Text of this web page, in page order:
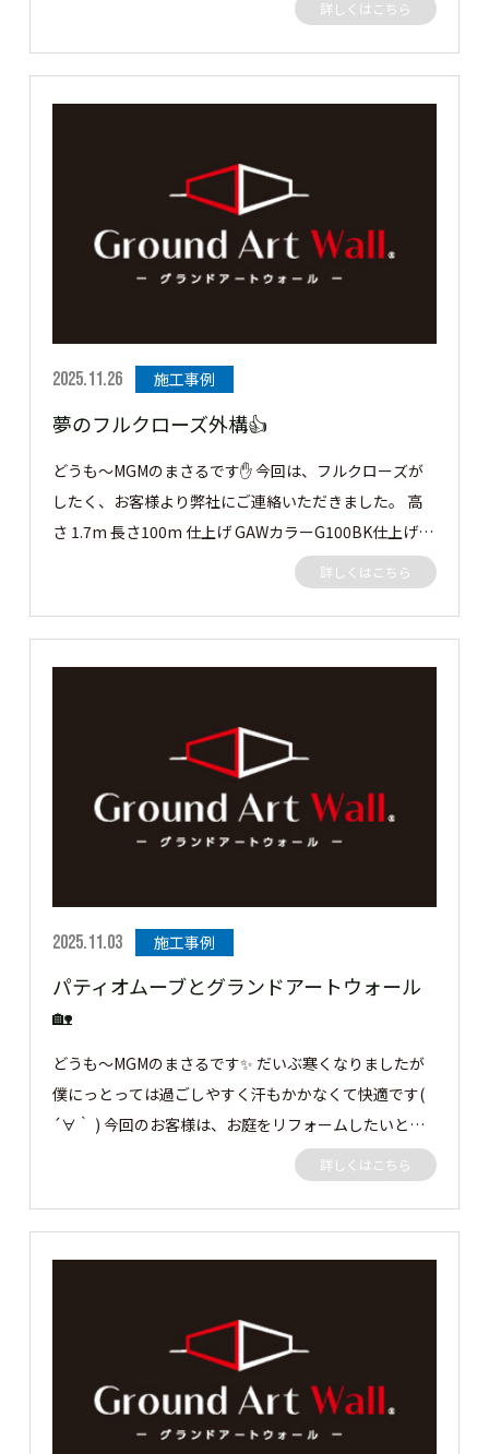
きるように頑張ります!(^^)! 今回の施工事例は、隣地側
をフェンスで、後の丸見え部分をグランドアートウォー
では見ていきましょう👍 セミクローズ外構のご依頼を
いただきました。 3方向をグランドアートウォールにて
クローズ、門構えに潜門とシャッターゲートを施工させ
ていただきました。 この度はご依頼ありがとうござい
た。
詳しくはこちら
2025.11.26 施工事例
夢のフルクローズ外構👍
どうも～MGMのまさるです✋ 今回は、フルクローズが
したく、お客様より弊社にご連絡いただきました。 高
さ 1.7m 長さ100m 仕上げ GAWカラーG100BK仕上げの
グランドアートウォール。 御前様シャッター 間口6.3m
高さ2.3m 仕上げ GAWカラーG100BKのシャッターゲー
トになります。 早速見ていきましょう✨✨ この度はご
詳しくはこちら
2025.11.03 施工事例
パティオムーブとグランドアートウォール
🏡
どうも～MGMのまさるです✨ だいぶ寒くなりましたが
僕にっとっては過ごしやすく汗もかかなくて快適です(
´∀｀ ) 今回のお客様は、お庭をリフォームしたいとの
ことで弊社にご依頼がありました。 プライベート空間
を奥様と過ごしたいということでお客様といろいろお話
をし、グランドアートウォールを施工させていただきま
できることで太陽や風が入るように 過ごしやすく、道
路からの視線もシャットアウトしているので何も気にす
ることなくのんびり過ごせます💛 グランドアートウォ
ールでプライベート空間を楽しんでください💙 この度
詳しくはこちら